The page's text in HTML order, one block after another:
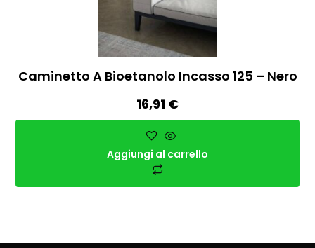
Caminetto A Bioetanolo Incasso 125 – Nero
16,91 €
Aggiungi al carrello